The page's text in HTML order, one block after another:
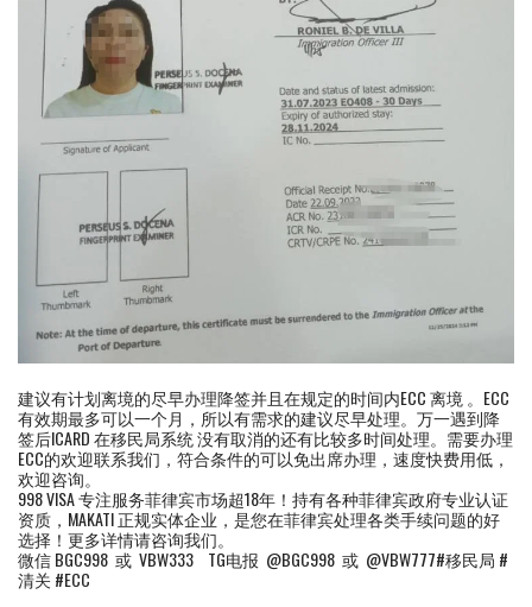
建议有计划离境的尽早办理降签并且在规定的时间内ECC 离境 。ECC
有效期最多可以一个月，所以有需求的建议尽早处理。万一遇到降
签后ICARD 在移民局系统 没有取消的还有比较多时间处理。需要办理
ECC的欢迎联系我们，符合条件的可以免出席办理，速度快费用低，
欢迎咨询。
998 VISA 专注服务菲律宾市场超18年！持有各种菲律宾政府专业认证
资质，MAKATI 正规实体企业，是您在菲律宾处理各类手续问题的好
选择！更多详情请咨询我们。
微信 BGC998 或 VBW333 TG电报 @BGC998 或 @VBW777#移民局 #
清关 #ECC